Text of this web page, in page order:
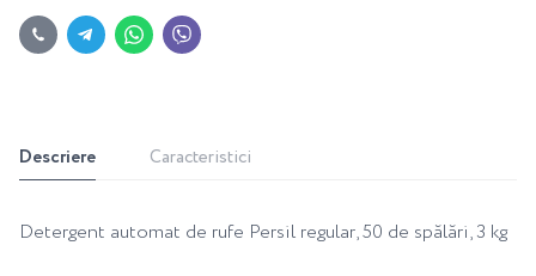
Descriere Caracteristici
Detergent automat de rufe Persil regular, 50 de spălări, 3 kg